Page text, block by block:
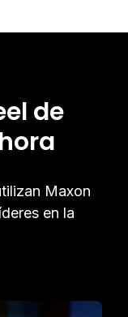
de
Maxon
en la